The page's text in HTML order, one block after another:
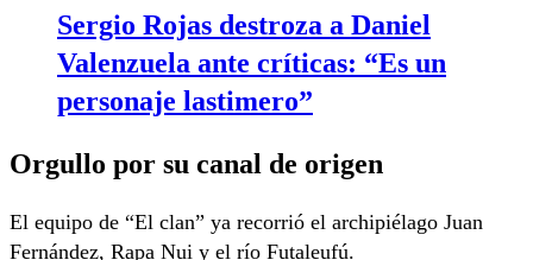
Sergio Rojas destroza a Daniel
Valenzuela ante críticas: “Es un
personaje lastimero”
Orgullo por su canal de origen
El equipo de “El clan” ya recorrió el archipiélago Juan
Fernández, Rapa Nui y el río Futaleufú.